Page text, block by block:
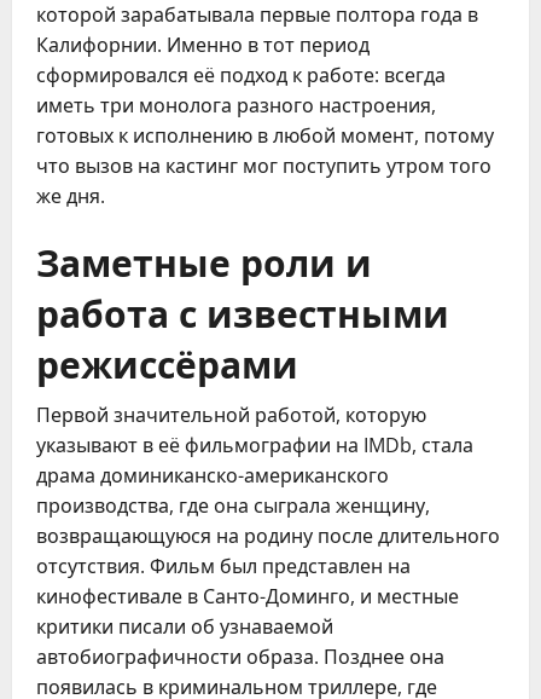
которой зарабатывала первые полтора года в
Калифорнии. Именно в тот период
сформировался её подход к работе: всегда
иметь три монолога разного настроения,
готовых к исполнению в любой момент, потому
что вызов на кастинг мог поступить утром того
же дня.
Заметные роли и
работа с известными
режиссёрами
Первой значительной работой, которую
указывают в её фильмографии на IMDb, стала
драма доминиканско-американского
производства, где она сыграла женщину,
возвращающуюся на родину после длительного
отсутствия. Фильм был представлен на
кинофестивале в Санто-Доминго, и местные
критики писали об узнаваемой
автобиографичности образа. Позднее она
появилась в криминальном триллере, где